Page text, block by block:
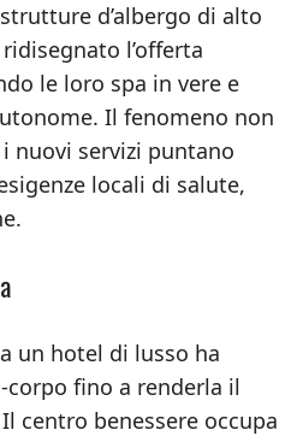
d’albergo di alto
l’offerta
le loro spa in vere e
Il fenomeno non
nuovi servizi puntano
locali di salute,
un hotel di lusso ha
corpo fino a renderla il
centro benessere occupa